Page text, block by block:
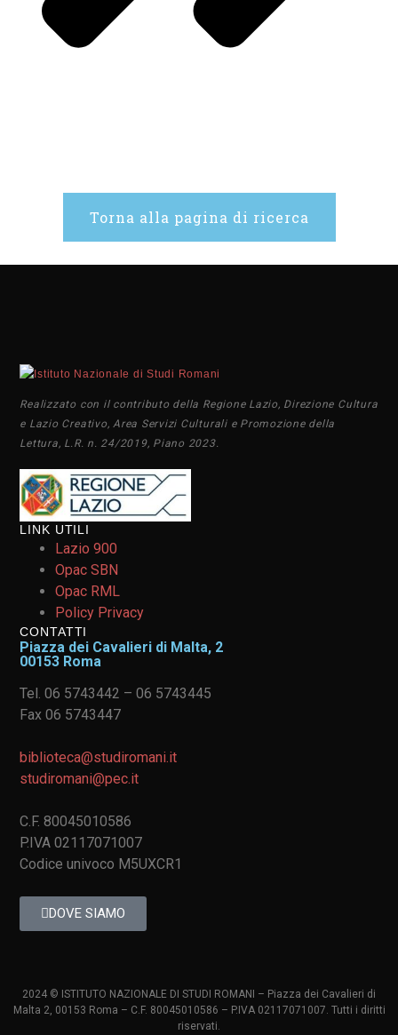
Torna alla pagina di ricerca
Realizzato con il contributo della Regione Lazio, Direzione Cultura
e Lazio Creativo, Area Servizi Culturali e Promozione della
Lettura, L.R. n. 24/2019, Piano 2023.
LINK UTILI
Lazio 900
Opac SBN
Opac RML
Policy Privacy
CONTATTI
Piazza dei Cavalieri di Malta, 2
00153 Roma
Tel. 06 5743442 – 06 5743445
Fax 06 5743447
biblioteca@studiromani.it
studiromani@pec.it
C.F. 80045010586
P.IVA 02117071007
Codice univoco M5UXCR1
DOVE SIAMO
2024 © ISTITUTO NAZIONALE DI STUDI ROMANI – Piazza dei Cavalieri di
Malta 2, 00153 Roma – C.F. 80045010586 – P.IVA 02117071007. Tutti i diritti
riservati.